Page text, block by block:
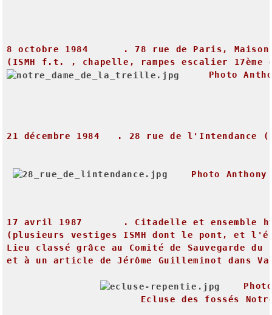
8 octobre 1984 . 78 rue de Paris,
Maison
(ISMH
f.t. , chapelle, rampes escalier 17ème
Photo
21 décembre 1984 . 28 rue de l'Intendance
Photo Anthony
17 avril 1987 . Citadelle et ensemble
(plusieurs
vestiges ISMH dont le pont, et
Lieu
classé grâce au Comité de Sauvegarde du
et
à un article de Jérôme Guilleminot dans
Ecluse
des fossés